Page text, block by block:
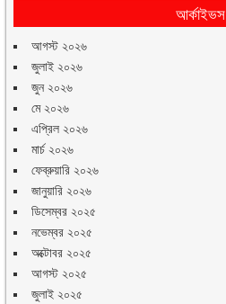
আর্কাইভস
আগস্ট ২০২৬
জুলাই ২০২৬
জুন ২০২৬
মে ২০২৬
এপ্রিল ২০২৬
মার্চ ২০২৬
ফেব্রুয়ারি ২০২৬
জানুয়ারি ২০২৬
ডিসেম্বর ২০২৫
নভেম্বর ২০২৫
অক্টোবর ২০২৫
আগস্ট ২০২৫
জুলাই ২০২৫